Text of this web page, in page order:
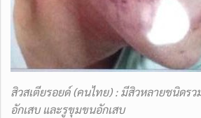
สิวสเตียรอยด์ (คนไทย) : มีสิวหลายชนิดร
อักเสบ และรูขุมขนอักเสบ